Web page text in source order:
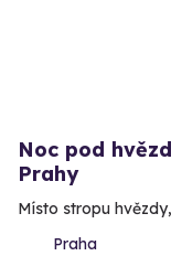
Noc pod
Prahy
Místo stropu
Praha